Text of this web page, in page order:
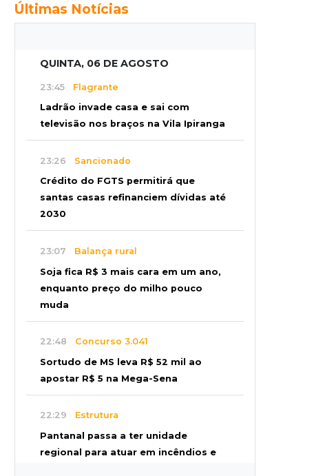
Últimas Notícias
QUINTA, 06 DE AGOSTO
23:45 Flagrante
Ladrão invade casa e sai com
televisão nos braços na Vila Ipiranga
23:26 Sancionado
Crédito do FGTS permitirá que
santas casas refinanciem dívidas até
2030
23:07 Balança rural
Soja fica R$ 3 mais cara em um ano,
enquanto preço do milho pouco
muda
22:48 Concurso 3.041
Sortudo de MS leva R$ 52 mil ao
apostar R$ 5 na Mega-Sena
22:29 Estrutura
Pantanal passa a ter unidade
regional para atuar em incêndios e